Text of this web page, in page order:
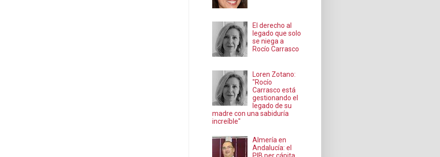
El derecho al
legado que solo
se niega a
Rocío Carrasco
Loren Zotano:
"Rocío
Carrasco está
gestionando el
legado de su
madre con una sabiduría
increíble"
Almería en
Andalucía: el